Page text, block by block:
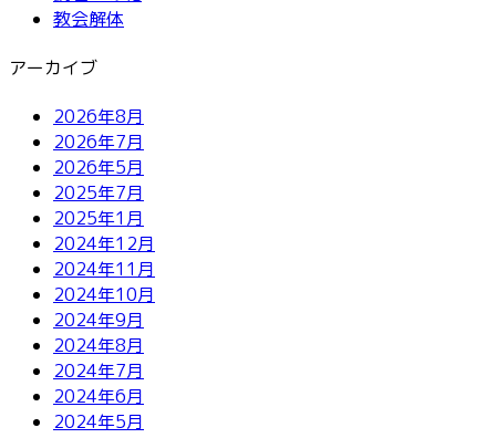
教会解体
アーカイブ
2026年8月
2026年7月
2026年5月
2025年7月
2025年1月
2024年12月
2024年11月
2024年10月
2024年9月
2024年8月
2024年7月
2024年6月
2024年5月